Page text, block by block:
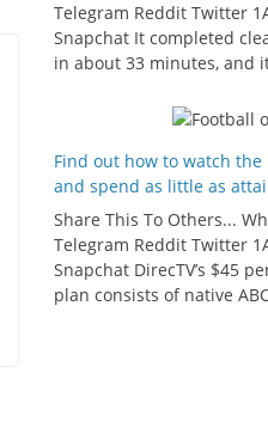
Telegram Reddit Twitter
Snapchat It completed
in about 33 minutes, and
Find out how to watch
and spend as little as
Share This To Others...
Telegram Reddit Twitter
Snapchat DirecTV’s $45
plan consists of native